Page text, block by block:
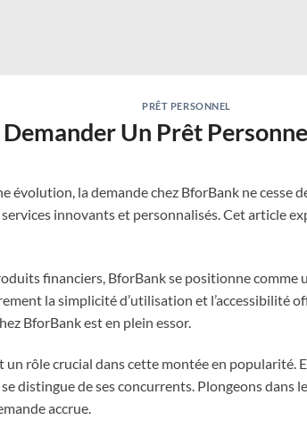
PRÊT PERSONNEL
Un Prêt
évolution, la demande chez BforBank ne cesse
services innovants et personnalisés. Cet article
financiers, BforBank se positionne comme
la simplicité d’utilisation et l’accessibilité
BforBank est en plein essor.
rôle crucial dans cette montée en popularité.
distingue de ses concurrents. Plongeons dans
accrue.